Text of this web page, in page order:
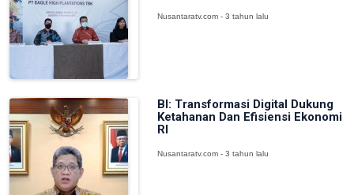
Nusantaratv.com - 3 tahun lalu
BI: Transformasi Digital Dukung
Ketahanan Dan Efisiensi Ekonomi
RI
Nusantaratv.com - 3 tahun lalu